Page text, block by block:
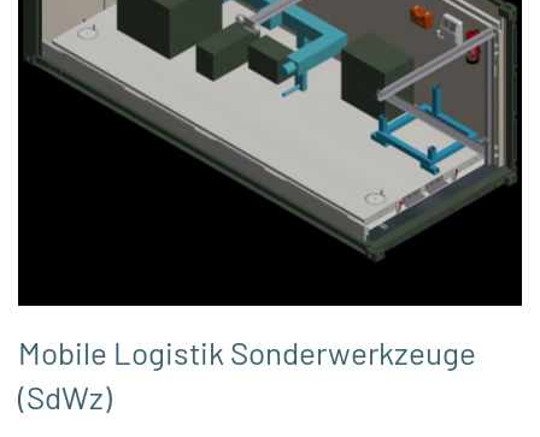
Mobile Logistik Sonderwerkzeuge
(SdWz)